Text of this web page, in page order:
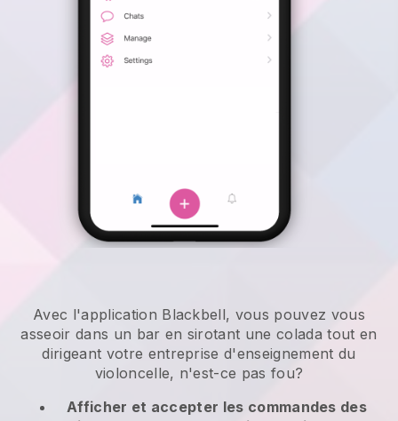
Avec l'application Blackbell, vous pouvez vous
asseoir dans un bar en sirotant une colada tout en
dirigeant votre entreprise d'enseignement du
violoncelle, n'est-ce pas fou?
Afficher et accepter les commandes des